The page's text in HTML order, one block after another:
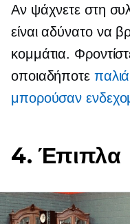
Αν ψάχνετε στη
είναι αδύνατο να
κομμάτια.
οποιαδήποτε
μπορούσαν
4. Έπιπλα